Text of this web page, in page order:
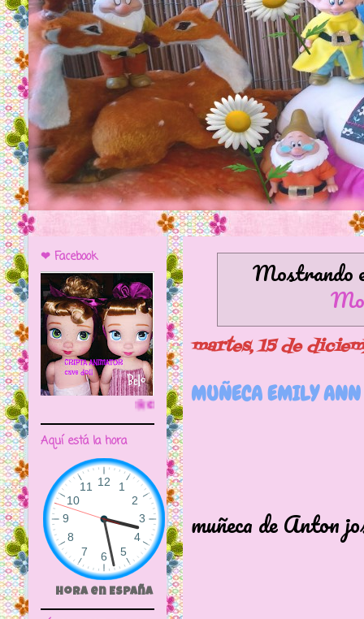
Mostrando
martes, 15 de
MUÑECA EMILY
muñeca de Anton
❤ Facebook
🌼CRIPTA ANIMATOR CAVE DOLL
Aquí está la hora
Hora en España